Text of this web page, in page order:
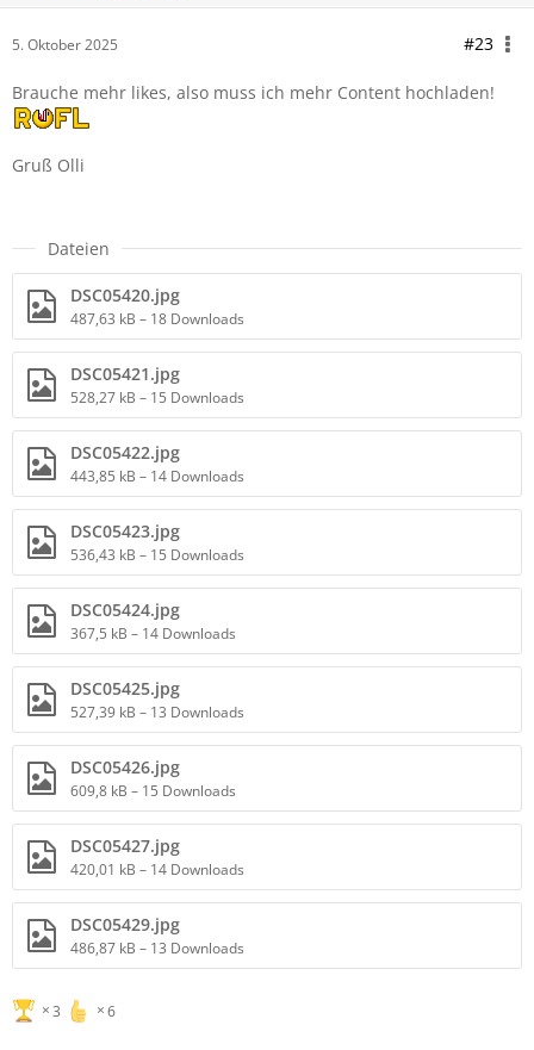
5. Oktober 2025 #23
Brauche mehr likes, also muss ich mehr Content hochladen!
Gruß Olli
Dateien
DSC05420.jpg
487,63 kB – 18 Downloads
DSC05421.jpg
528,27 kB – 15 Downloads
DSC05422.jpg
443,85 kB – 14 Downloads
DSC05423.jpg
536,43 kB – 15 Downloads
DSC05424.jpg
367,5 kB – 14 Downloads
DSC05425.jpg
527,39 kB – 13 Downloads
DSC05426.jpg
609,8 kB – 15 Downloads
DSC05427.jpg
420,01 kB – 14 Downloads
DSC05429.jpg
486,87 kB – 13 Downloads
3 6